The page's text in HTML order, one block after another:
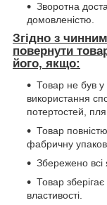
Зворотна
домовленістю.
Згідно з
повернути
його, якщо:
Товар не був у
використання
потертостей,
Товар
фабричну
Збережено всі
Товар
властивості.